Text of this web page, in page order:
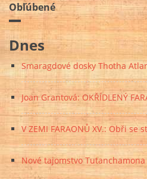
Obľúbené
Dnes
Smaragdové dosky Thotha
Joan Grantová: OKŘÍDLENÝ
V ZEMI FARAONŮ XV.: Obři se
Nové tajomstvo Tutanchamona